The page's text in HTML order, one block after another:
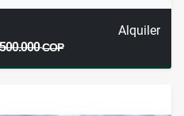
Alquiler
COP